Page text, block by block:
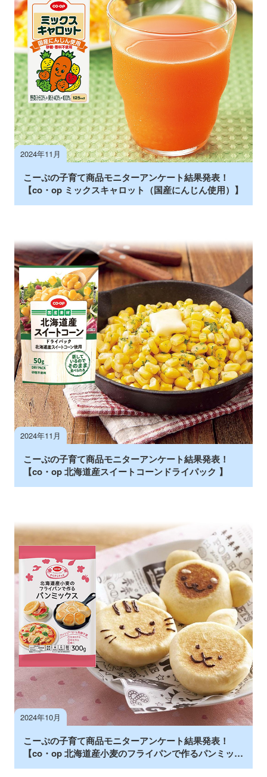
2024年11月
こーぷの子育て商品モニターアンケート結果発表！
【co・op ミックスキャロット（国産にんじん使用）】
2024年11月
こーぷの子育て商品モニターアンケート結果発表！
【co・op 北海道産スイートコーンドライパック 】
2024年10月
こーぷの子育て商品モニターアンケート結果発表！
【co・op 北海道産小麦のフライパンで作るパンミック
ス】